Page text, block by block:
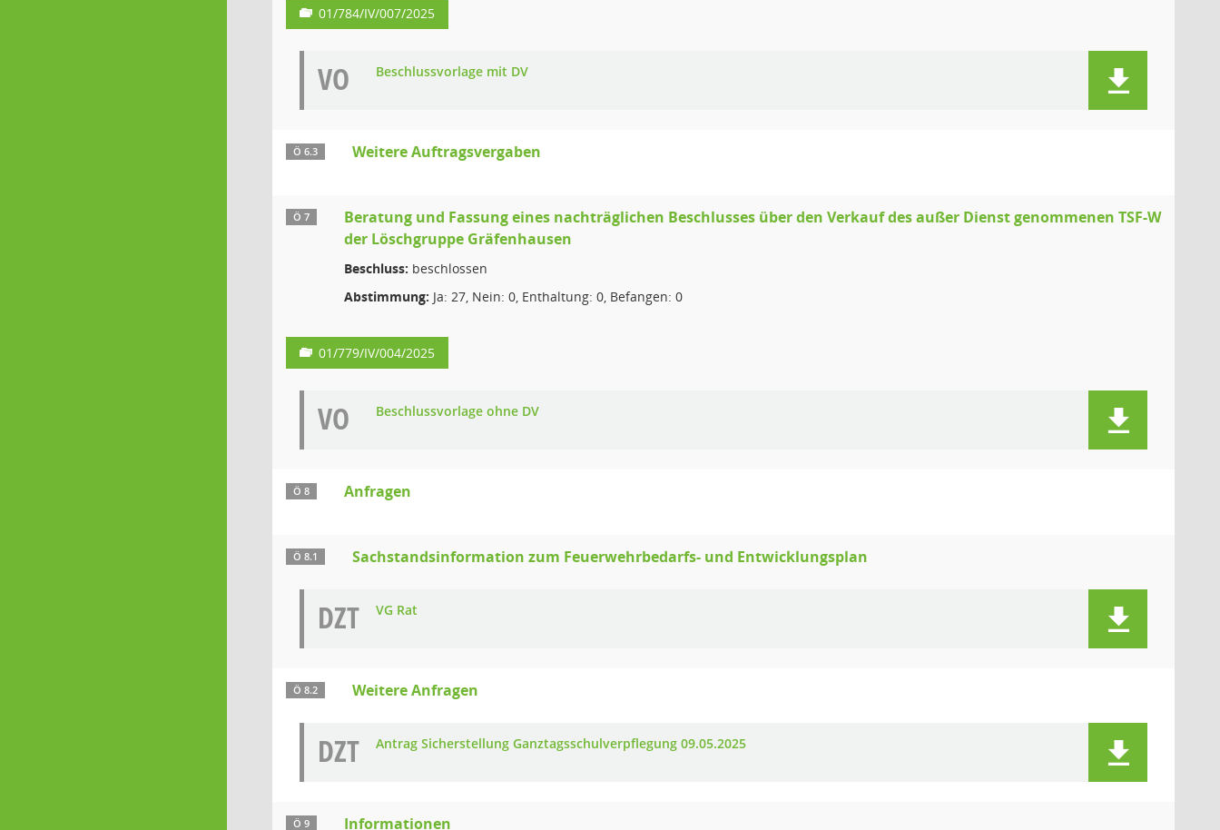
01/784/IV/007/2025
VO Beschlussvorlage mit DV
Ö 6.3 Weitere Auftragsvergaben
Ö 7
Beratung und Fassung eines nachträglichen Beschlusses über den Verkauf des außer Dienst genommenen TSF-W
der Löschgruppe Gräfenhausen
Beschluss: beschlossen
Abstimmung: Ja: 27, Nein: 0, Enthaltung: 0, Befangen: 0
01/779/IV/004/2025
VO Beschlussvorlage ohne DV
Ö 8 Anfragen
Ö 8.1 Sachstandsinformation zum Feuerwehrbedarfs- und Entwicklungsplan
DZT VG Rat
Ö 8.2 Weitere Anfragen
DZT Antrag Sicherstellung Ganztagsschulverpflegung 09.05.2025
Ö 9 Informationen